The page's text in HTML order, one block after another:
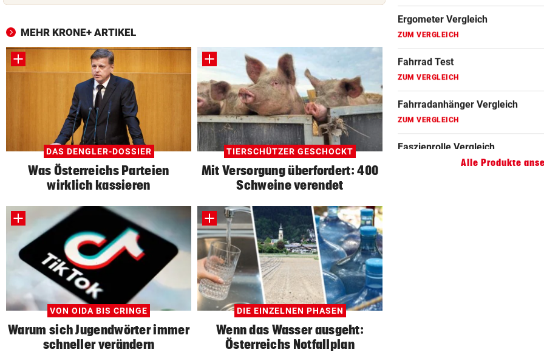
MEHR KRONE+ ARTIKEL
DAS DENGLER-DOSSIER
Was Österreichs Parteien
wirklich kassieren
TIERSCHÜTZER GESCHOCKT
Mit Versorgung überfordert: 400
Schweine verendet
VON OIDA BIS CRINGE
Warum sich Jugendwörter immer
schneller verändern
DIE EINZELNEN PHASEN
Wenn das Wasser ausgeht:
Österreichs Notfallplan
Faszienrolle Vergleich
Hoverboard Vergleich
Kinderfahrrad Vergleich
Alle Produkte